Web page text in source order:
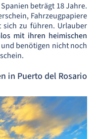
beträgt 18 Jahre.
Fahrzeugpapiere
sich zu führen. Urlauber
mit ihren heimischen
und benötigen nicht noch
in Puerto del Rosario